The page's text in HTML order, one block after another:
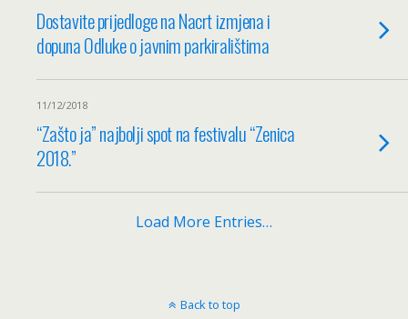
Dostavite prijedloge na Nacrt izmjena i
dopuna Odluke o javnim parkiralištima
11/12/2018
“Zašto ja” najbolji spot na festivalu “Zenica
2018.”
Load More Entries…
Back to top